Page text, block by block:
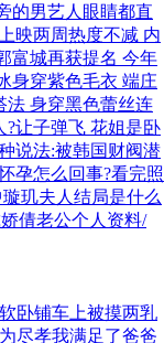
的男艺人眼睛都直
映两周热度不减 内
富城再获提名 今年
身穿紫色毛衣 端庄
法 身穿黑色蕾丝连
让子弹飞 花姐是卧
说法:被韩国财阀潜
孕怎么回事?看完照
璇玑夫人结局是什么
倩老公个人资料/
卧铺车上被摸两乳
尽孝我满足了爸爸